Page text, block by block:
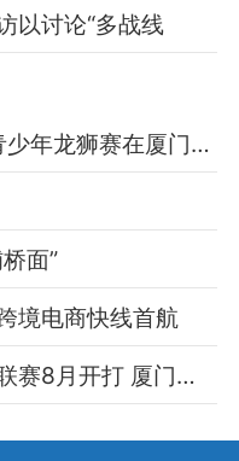
以讨论“多战线
2026年海峡两岸（厦门）青少年龙狮赛在厦门开赛
面”
境电商快线首航
CPB中国棒球城市联赛夏至联赛8月开打 厦门海豚队剑指冠军